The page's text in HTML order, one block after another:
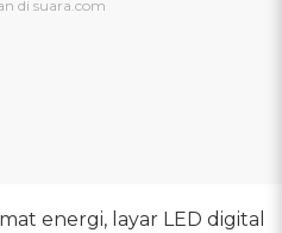
energi, layar LED digital